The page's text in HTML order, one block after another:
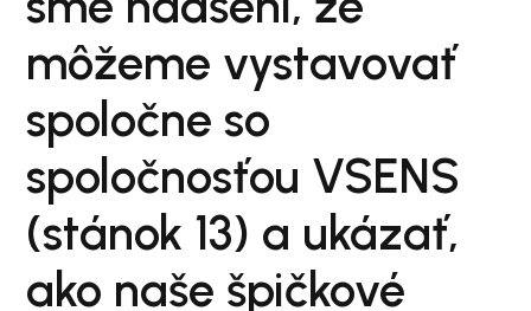
môžeme vystavovať
spoločne so
spoločnosťou VSENS
(stánok 13) a ukázať,
ako naše špičkové